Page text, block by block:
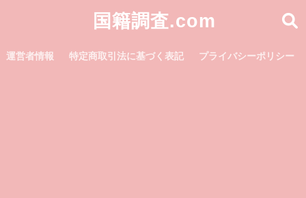
国籍調査.com
運営者情報 特定商取引法に基づく表記 プライバシーポリシー